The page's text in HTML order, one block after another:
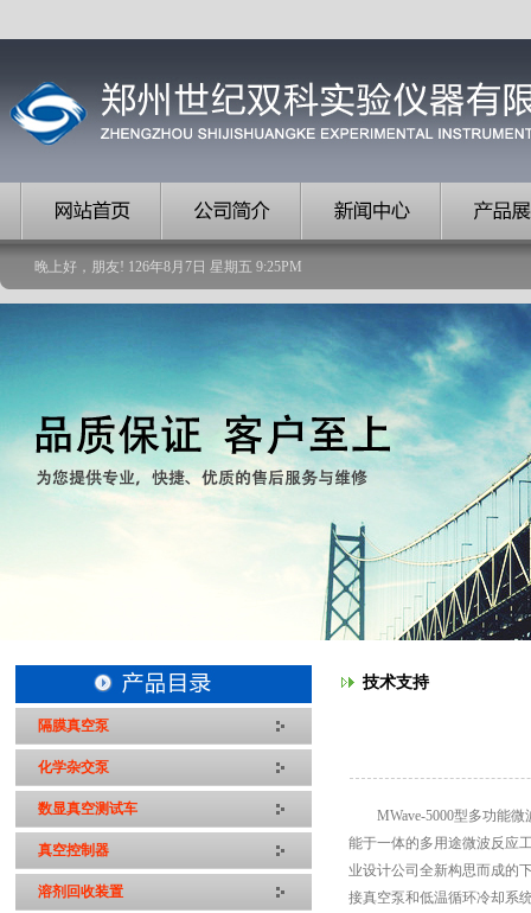
晚上好，朋友! 126年8月 7 日 星期五 9:25PM
隔膜真空泵
化学杂交泵
数显真空测试车
真空控制器
溶剂回收装置
技术支持
MWave-5000型多功能微
能于一体的多用途微波反应
业设计公司全新构思而成的
接真空泵和低温循环冷却系